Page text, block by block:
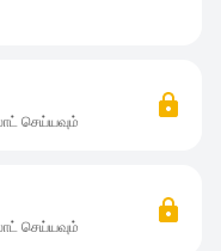
செய்யவும்
செய்யவும்